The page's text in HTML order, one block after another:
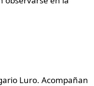
Luro. Acompañan